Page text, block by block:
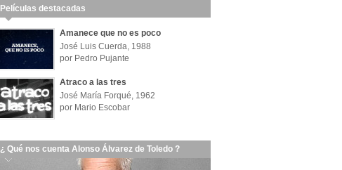
Películas destacadas
Amanece que no es poco
José Luis Cuerda, 1988
por Pedro Pujante
Atraco a las tres
José María Forqué, 1962
por Mario Escobar
¿ Qué nos cuenta Alonso Álvarez de Toledo ?